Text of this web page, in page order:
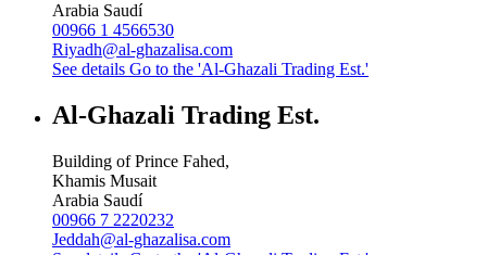
Arabia Saudí
00966 1 4566530
Riyadh@al-ghazalisa.com
See details Go to the 'Al-Ghazali Trading Est.'
Al-Ghazali Trading Est.
Building of Prince Fahed,
Khamis Musait
Arabia Saudí
00966 7 2220232
Jeddah@al-ghazalisa.com